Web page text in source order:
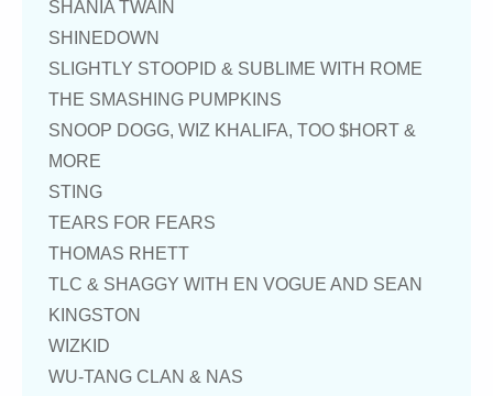
SHANIA TWAIN
SHINEDOWN
SLIGHTLY STOOPID & SUBLIME WITH ROME
THE SMASHING PUMPKINS
SNOOP DOGG, WIZ KHALIFA, TOO $HORT &
MORE
STING
TEARS FOR FEARS
THOMAS RHETT
TLC & SHAGGY WITH EN VOGUE AND SEAN
KINGSTON
WIZKID
WU-TANG CLAN & NAS